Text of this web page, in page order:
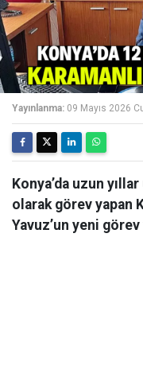
Yayınlanma: 09 Mayıs 2026
Konya’da uzun
olarak görev yapan
Yavuz’un yeni